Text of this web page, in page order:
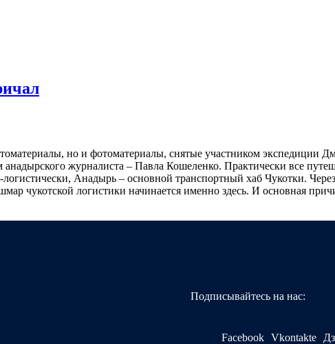
но и фотоматериалы, снятые участником экспедиции
журналиста – Павла Кошеленко. Практически все
Анадырь – основной транспортный хаб Чукотки.
чукотской логистики начинается именно здесь. И основная
Подписывайтесь на нас:
Facebook Vkontakte